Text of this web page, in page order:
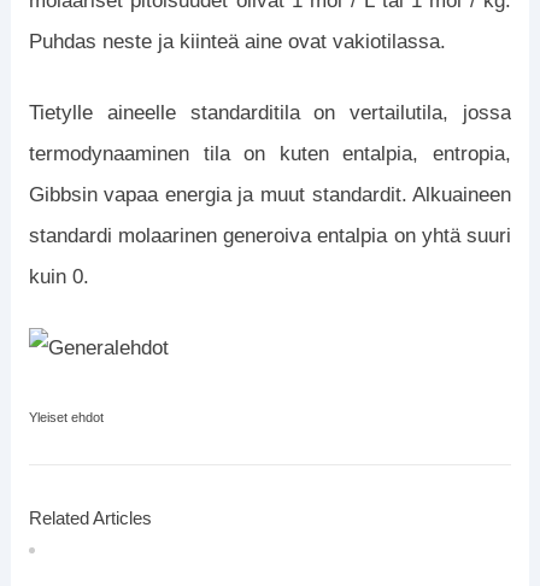
Puhdas neste ja kiinteä aine ovat vakiotilassa.
Tietylle aineelle standarditila on vertailutila, jossa
termodynaaminen tila on kuten entalpia, entropia,
Gibbsin vapaa energia ja muut standardit. Alkuaineen
standardi molaarinen generoiva entalpia on yhtä suuri
kuin 0.
Yleiset ehdot
Related Articles